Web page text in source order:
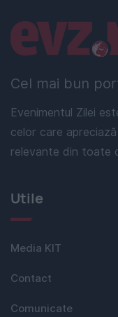
Cel mai bun
Evenimentul Zilei
celor care
relevante din toate
Linkuri utile
Utile
Media KIT
Contact
Comunicate